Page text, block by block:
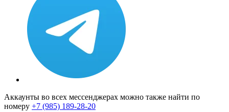
Аккаунты во всех мессенджерах можно также найти по
номеру +7 (985) 189-28-20